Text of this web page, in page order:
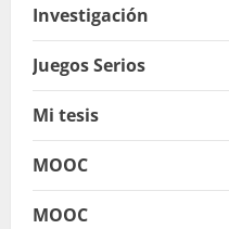
Investigación
Juegos Serios
Mi tesis
MOOC
MOOC